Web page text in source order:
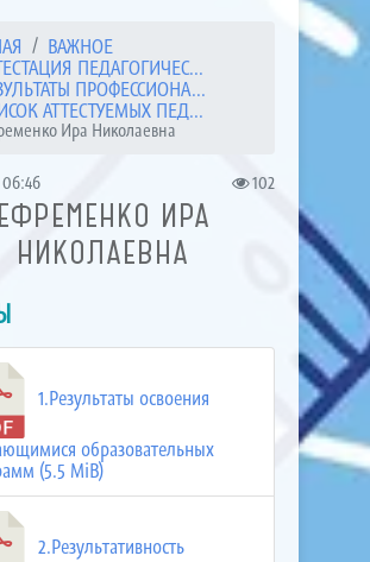
ВАЖНОЕ
ПЕДАГОГИЧЕС...
ПРОФЕССИОНА...
АТТЕСТУЕМЫХ ПЕД...
Ира Николаевна
06:46 102
ЕФРЕМЕНКО ИРА
НИКОЛАЕВНА
1.Результаты освоения
образовательных
(5.5 MiB)
2.Результативность